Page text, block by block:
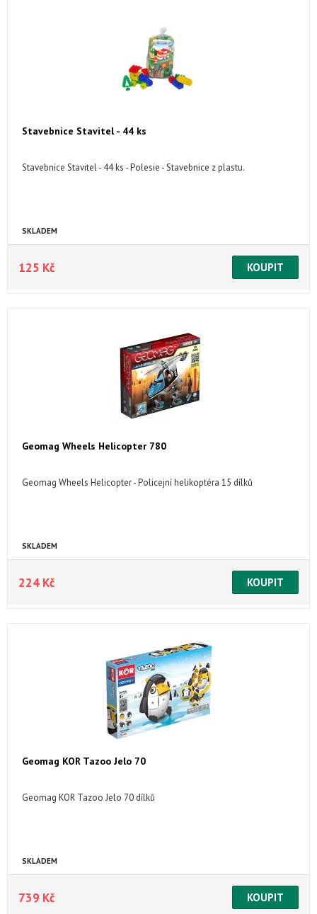
Stavebnice Stavitel - 44 ks
Stavebnice Stavitel - 44 ks - Polesie - Stavebnice z plastu.
SKLADEM
125 Kč
Geomag Wheels Helicopter 780
Geomag Wheels Helicopter - Policejní helikoptéra 15 dílků
SKLADEM
224 Kč
Geomag KOR Tazoo Jelo 70
Geomag KOR Tazoo Jelo 70 dílků
SKLADEM
739 Kč